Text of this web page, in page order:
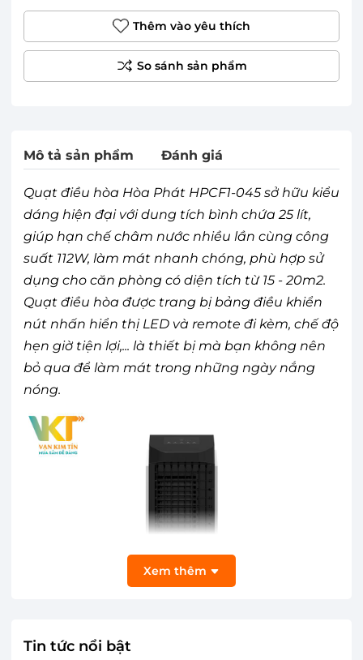
Thêm vào yêu thích
Mô tả sản phẩm Đánh giá
Quạt điều hòa Hòa Phát HPCF1-045 sở hữu kiểu
dáng hiện đại với dung tích bình chứa 25 lít,
giúp hạn chế châm nước nhiều lần cùng công
suất 112W, làm mát nhanh chóng, phù hợp sử
dụng cho căn phòng có diện tích từ 15 - 20m2.
Quạt điều hòa được trang bị bảng điều khiển
nút nhấn hiển thị LED và remote đi kèm, chế độ
hẹn giờ tiện lợi,... là thiết bị mà bạn không nên
bỏ qua để làm mát trong những ngày nắng
nóng.
Xem thêm
Tin tức nổi bật